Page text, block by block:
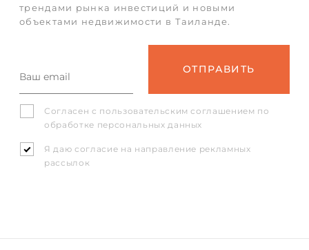
трендами рынка инвестиций и новыми
объектами недвижимости в Таиланде.
Согласен с пользовательским соглашением по
обработке персональных данных
Я даю согласие на направление рекламных
рассылок